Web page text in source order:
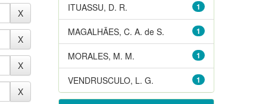
1
ITUASSU, D. R.
1
MAGALHÃES, C. A. de S.
1
MORALES, M. M.
1
VENDRUSCULO, L. G.